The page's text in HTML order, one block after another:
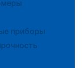
приборы